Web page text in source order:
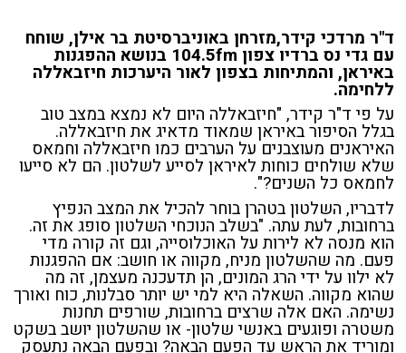
ד"ר מרדכי קידר,מזרחן באוניברסיטת בר אילן, שוחח
עם גדי נס ברדיו צפון 104.5fm בנושא ההפגנות
באיראן, והמתיחות בצפון לאור היערכות חיזבאללה
ללחימה.
על פי ד"ר קידר, "חיזבאללה היום לא נמצא במצב טוב
בגלל הסיפור באיראן שמאוד מדאיג את חיזבאללה.
האיראנים מעוצבנים על הערבים כמו חיזבאללה וחמאס
שלא שולחים כוחות לאיראן לסייע לשלטון. הם לא סייעו
לחמאס כל השנים?".
לדבריו, השלטון בטהרן בוחר להכיל את המצב הנפיץ
ברחובות, לעת עתה. "בשלב הנוכחי השלטון סופג את זה.
הוא מנסה לא לירות על האוכלוסייה, וגם זה קורה מדי
פעם. מה שהשלטון מניח, מקווה או חושב: אם ההפגנות
לא ילוו על ידי הרג המונים, הן תדעכנה מעצמן, זה מה
שהוא מקווה. השאלה היא למי יש יותר סבלנות, כוח ואורך
נשימה. האם אלה שרצים ברחובות, שורפים תחנות
משטרה ופוגעים באנשי שלטון- או שהשלטון יושב בשקט
ומוריד את הראש עד הפעם הבאה? ובפעם הבאה נתעסק